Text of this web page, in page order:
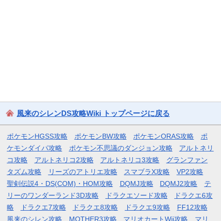
風来のシレンDS攻略Wiki トップページに戻る
ポケモンHGSS攻略 ポケモンBW攻略 ポケモンORAS攻略
ポ
ケモンダイパ攻略
ポケモン不思議のダンジョン攻略
アルトネリ
コ攻略
アルトネリコ2攻略 アルトネリコ3攻略
グランファン
タズム攻略
リーズのアトリエ攻略 スマブラX攻略
VP2攻略
聖剣伝説4・DS(COM)・HOM攻略
DQMJ攻略 DQMJ2攻略
テ
リーのワンダーランド3D攻略
ドラクエソード攻略
ドラクエ6攻
略
ドラクエ7攻略 ドラクエ8攻略 ドラクエ9攻略
FF12攻略
風来のシレン攻略
MOTHER3攻略 マリオカートWii攻略 マリ